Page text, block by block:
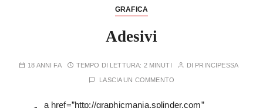
GRAFICA
Adesivi
18 ANNI FA TEMPO DI LETTURA: 2 MINUTI DI PRINCIPESSA
LASCIA UN COMMENTO
a href=”http://graphicmania.splinder.com”